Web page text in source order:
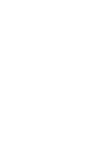
新築・リフォーム、住宅の相